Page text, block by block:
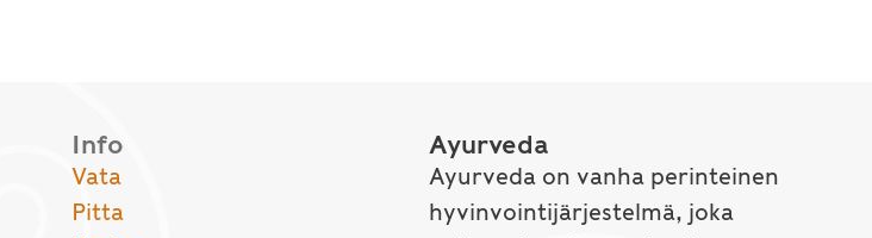
Info
Vata
Pitta
Ayurveda
Ayurveda on vanha perinteinen
hyvinvointijärjestelmä, joka